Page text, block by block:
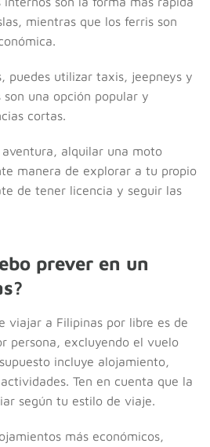
mientras que los ferris son
puedes utilizar taxis, jeepneys y
una opción popular y
cortas.
alquilar una moto
manera de explorar a tu propio
de tener licencia y seguir las
prever en un
viajar a Filipinas por libre es de
persona, excluyendo el vuelo
incluye alojamiento,
Ten en cuenta que la
según tu estilo de viaje.
más económicos,